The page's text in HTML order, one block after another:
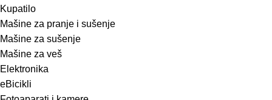
Kupatilo
Mašine za pranje i sušenje
Mašine za sušenje
Mašine za veš
Elektronika
eBicikli